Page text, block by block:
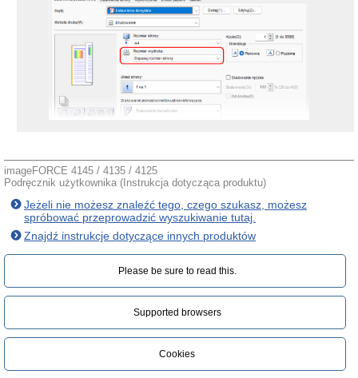
imageFORCE 4145 / 4135 / 4125
Podręcznik użytkownika (Instrukcja dotycząca produktu)
Jeżeli nie możesz znaleźć tego, czego szukasz, możesz
spróbować przeprowadzić wyszukiwanie tutaj.
Znajdź instrukcje dotyczące innych produktów
Please be sure to read this.‎
Supported browsers
Cookies